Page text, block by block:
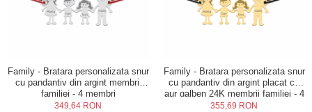
Family - Bratara personalizata snur
cu pandantiv din argint membrii
familiei - 4 membri
349,64 RON
Family - Bratara personalizata snur
cu pandantiv din argint placat cu
aur galben 24K membrii familiei - 4
membri
355,69 RON